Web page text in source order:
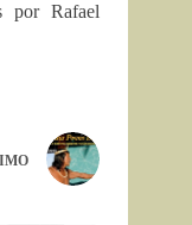
por Rafael